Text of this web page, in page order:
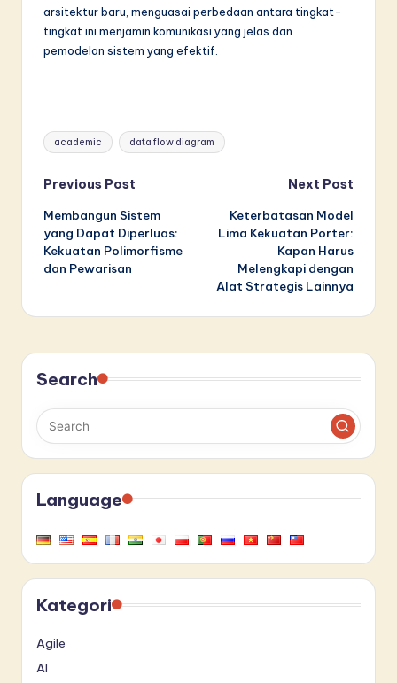
arsitektur baru, menguasai perbedaan antara tingkat-
tingkat ini menjamin komunikasi yang jelas dan
pemodelan sistem yang efektif.
Tags:
academic data flow diagram
Post
navigation
Previous Post
Membangun Sistem
yang Dapat Diperluas:
Kekuatan Polimorfisme
dan Pewarisan
Next Post
Keterbatasan Model
Lima Kekuatan Porter:
Kapan Harus
Melengkapi dengan
Alat Strategis Lainnya
Search
Language
Kategori
Agile
AI